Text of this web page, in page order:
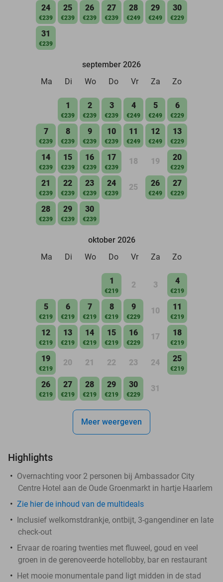
24
€239
25
€239
26
€239
27
€239
28
€249
29
€249
30
€229
31
€239
september 2026
Ma
Di Wo Do Vr Za Zo
1
€239
2
€239
3
€239
4
€249
5
€249
6
€229
7
€239
8
€239
9
€239
10
€239
11
€249
12
€249
13
€229
14
€239
15
€239
16
€239
17
€239
18 19 20
€229
21
€239
22
€239
23
€239
24
€239
25 26
€249
27
€229
28
€239
29
€239
30
€239
oktober 2026
Ma
Di Wo Do Vr Za Zo
1
€219
2 3 4
€219
5
€219
6
€219
7
€219
8
€219
9
€229
10 11
€219
12
€219
13
€219
14
€219
15
€219
16
€229
17 18
€219
19
€219
20 21 22 23 24 25
€219
26
€219
27
€219
28
€219
29
€219
30
€229
31
Meer weergeven
Highlights
Overnachting voor 2 personen bij Ambassador City
Centre Hotel aan de Oude Groenmarkt in hartje Haarlem
Zie hier de inhoud van de multideals
Inclusief welkomstdrankje, ontbijt, 3-gangendiner en late
check-out
Ervaar de roaring twenties met fluweel, goud en veel
groen in de gerenoveerde hotellobby, bar en restaurant
Het mooie monumentale pand ligt midden in de stad